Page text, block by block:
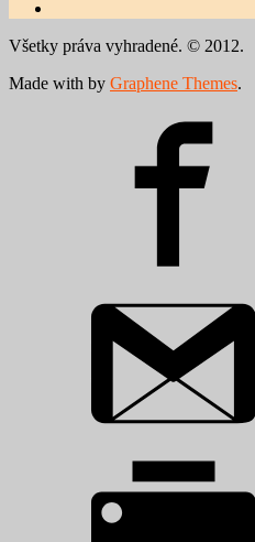
Všetky práva vyhradené. © 2012.
Made with by Graphene Themes.